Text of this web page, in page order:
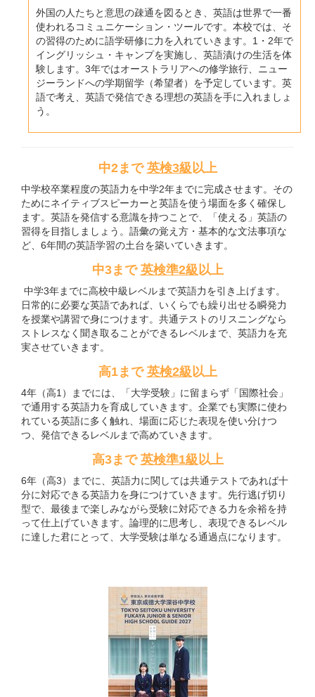
外国の人たちと意思の疎通を図るとき、英語は世界で一番
使われるコミュニケーション・ツールです。本校では、そ
の習得のために語学研修に力を入れていきます。1・2年で
イングリッシュ・キャンプを実施し、英語漬けの生活を体
験します。3年ではオーストラリアへの修学旅行、ニュー
ジーランドへの学期留学（希望者）を予定しています。英
語で考え、英語で発信できる理想の英語を手に入れましょ
う。
中2まで 英検3級以上
中学校卒業程度の英語力を中学2年までに完成させます。その
ためにネイティブスピーカーと英語を使う場面を多く確保し
ます。英語を発信する意識を持つことで、「使える」英語の
習得を目指しましょう。語彙の覚え方・基本的な文法事項な
ど、6年間の英語学習の土台を築いていきます。
中3まで 英検準2級以上
中学3年までに高校中級レベルまで英語力を引き上げます。
日常的に必要な英語であれば、いくらでも繰り出せる瞬発力
を授業や講習で身につけます。共通テストのリスニングなら
ストレスなく聞き取ることができるレベルまで、英語力を充
実させていきます。
高1まで 英検2級以上
4年（高1）までには、「大学受験」に留まらず「国際社会」
で通用する英語力を育成していきます。企業でも実際に使わ
れている英語に多く触れ、場面に応じた表現を使い分けつ
つ、発信できるレベルまで高めていきます。
高3まで 英検準1級以上
6年（高3）までに、英語力に関しては共通テストであれば十
分に対応できる英語力を身につけていきます。先行逃げ切り
型で、最後まで楽しみながら受験に対応できる力を余裕を持
って仕上げていきます。論理的に思考し、表現できるレベル
に達した君にとって、大学受験は単なる通過点になります。